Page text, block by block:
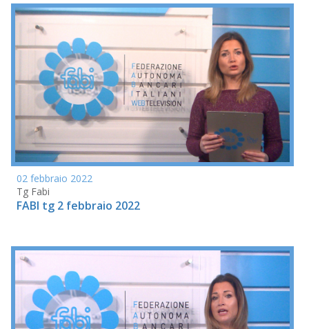
02 febbraio 2022
Tg Fabi
FABI tg 2 febbraio 2022